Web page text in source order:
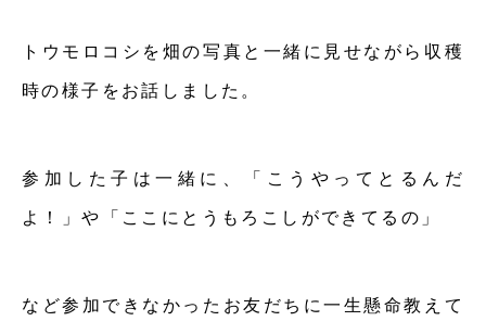
トウモロコシを畑の写真と一緒に見せながら収穫
時の様子をお話しました。
参加した子は一緒に、「こうやってとるんだ
よ！」や「ここにとうもろこしができてるの」
など参加できなかったお友だちに一生懸命教えて